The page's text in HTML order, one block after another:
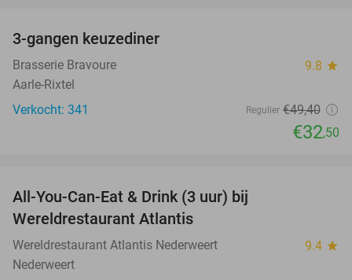
3-gangen keuzediner
Brasserie Bravoure 9.8 star
Aarle-Rixtel
Verkocht: 341
Regulier €49,40
€32,50
All-You-Can-Eat & Drink (3 uur) bij
Wereldrestaurant Atlantis
Wereldrestaurant Atlantis Nederweert 9.4 star
Nederweert